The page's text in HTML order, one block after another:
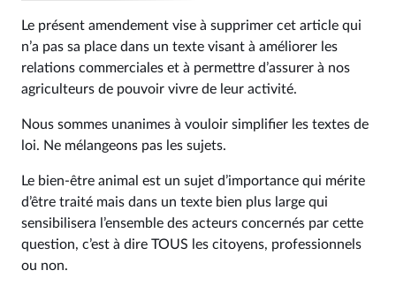
Le présent amendement vise à supprimer cet article qui
n’a pas sa place dans un texte visant à améliorer les
relations commerciales et à permettre d’assurer à nos
agriculteurs de pouvoir vivre de leur activité.
Nous sommes unanimes à vouloir simplifier les textes de
loi. Ne mélangeons pas les sujets.
Le bien-être animal est un sujet d’importance qui mérite
d’être traité mais dans un texte bien plus large qui
sensibilisera l’ensemble des acteurs concernés par cette
question, c’est à dire TOUS les citoyens, professionnels
ou non.